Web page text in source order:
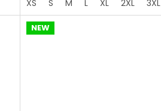
XS
S M L XL 2XL 3XL
NEW